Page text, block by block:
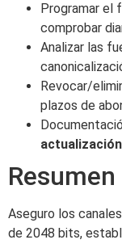
Programar el
comprobar
Analizar las
Revocar/
plazos de
actualización
Aseguro los
de 2048 bits,